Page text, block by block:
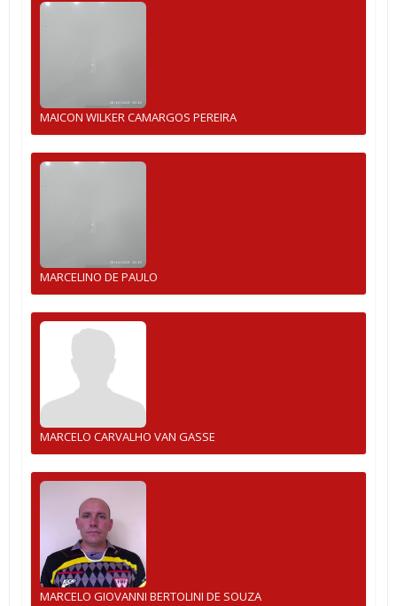
MAICON WILKER CAMARGOS PEREIRA
MARCELINO DE PAULO
MARCELO CARVALHO VAN GASSE
MARCELO GIOVANNI BERTOLINI DE SOUZA